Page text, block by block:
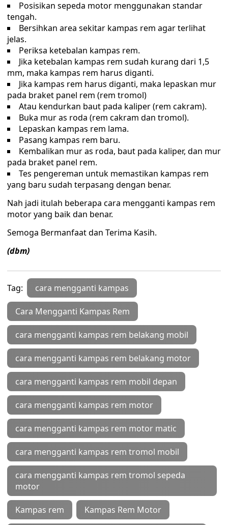
Posisikan sepeda motor menggunakan standar
tengah.
Bersihkan area sekitar kampas rem agar terlihat
jelas.
Periksa ketebalan kampas rem.
Jika ketebalan kampas rem sudah kurang dari 1,5
mm, maka kampas rem harus diganti.
Jika kampas rem harus diganti, maka lepaskan mur
pada braket panel rem (rem tromol)
Atau kendurkan baut pada kaliper (rem cakram).
Buka mur as roda (rem cakram dan tromol).
Lepaskan kampas rem lama.
Pasang kampas rem baru.
Kembalikan mur as roda, baut pada kaliper, dan mur
pada braket panel rem.
Tes pengereman untuk memastikan kampas rem
yang baru sudah terpasang dengan benar.
Nah jadi itulah beberapa cara mengganti kampas rem
motor yang baik dan benar.
Semoga Bermanfaat dan Terima Kasih.
(dbm)
Tag: cara mengganti kampas
Cara Mengganti Kampas Rem
cara mengganti kampas rem belakang mobil
cara mengganti kampas rem belakang motor
cara mengganti kampas rem mobil depan
cara mengganti kampas rem motor
cara mengganti kampas rem motor matic
cara mengganti kampas rem tromol mobil
cara mengganti kampas rem tromol sepeda
motor
Kampas rem Kampas Rem Motor